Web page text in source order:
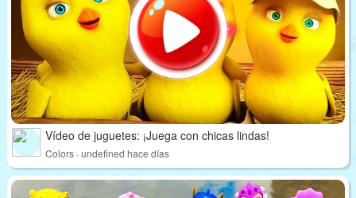
Vídeo de juguetes: ¡Juega con chicas lindas!
Colors · undefined hace días